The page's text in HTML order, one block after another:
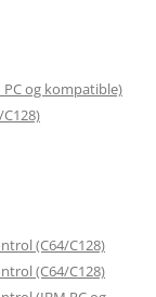
og kompatible)
(C64/C128)
(C64/C128)